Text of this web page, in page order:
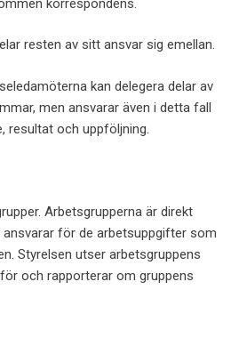
resten av sitt ansvar sig emellan.
kan delegera delar av
men ansvarar även i detta fall
och uppföljning.
Arbetsgrupperna är direkt
för de arbetsuppgifter som
Styrelsen utser arbetsgruppens
och rapporterar om gruppens